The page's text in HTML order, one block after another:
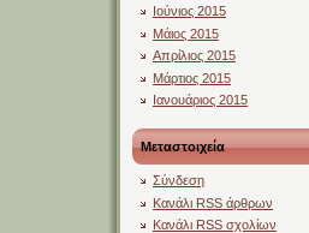
Ιούνιος 2015
Μάιος 2015
Απρίλιος 2015
Μάρτιος 2015
Ιανουάριος 2015
Μεταστοιχεία
Σύνδεση
Κανάλι RSS άρθρων
Κανάλι RSS σχολίων